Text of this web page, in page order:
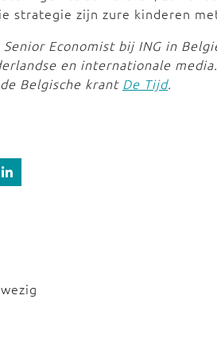
strategie zijn zure kinderen
Senior Economist bij ING in
en internationale
Belgische krant De Tijd.